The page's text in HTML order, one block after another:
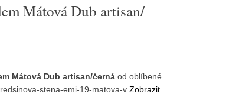
Mátová Dub artisan/
Mátová Dub artisan/černá od oblíbené
stena-emi-19-matova-vZobrazit